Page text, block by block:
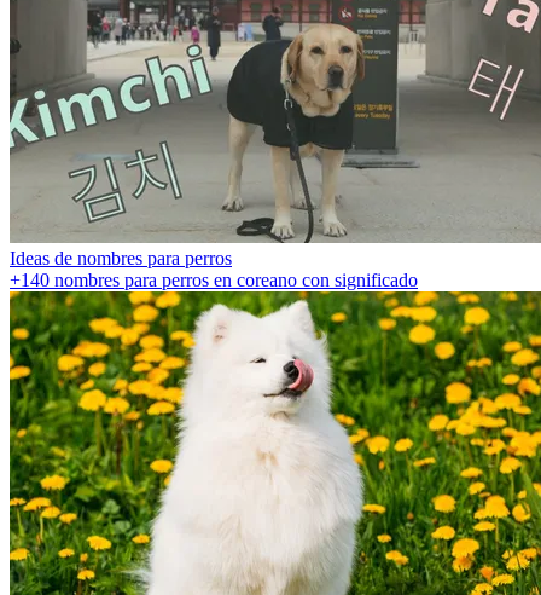
Ideas de nombres para perros
+140 nombres para perros en coreano con significado